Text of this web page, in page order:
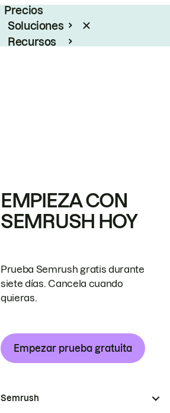
Precios
Soluciones
Recursos
EMPIEZA CON
SEMRUSH HOY
Prueba Semrush gratis durante
siete días. Cancela cuando
quieras.
Empezar prueba gratuita
Semrush